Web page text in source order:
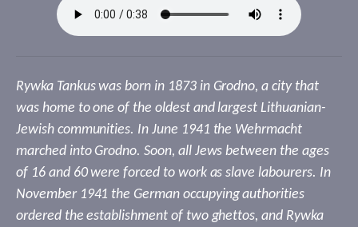
Rywka Tankus was born in 1873 in Grodno, a city that
was home to one of the oldest and largest Lithuanian-
Jewish communities. In June 1941 the Wehrmacht
marched into Grodno. Soon, all Jews between the ages
of 16 and 60 were forced to work as slave labourers. In
November 1941 the German occupying authorities
ordered the establishment of two ghettos, and Rywka